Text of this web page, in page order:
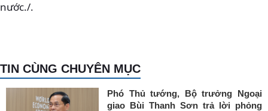
nước./.
TIN CÙNG CHUYÊN MỤC
Phó Thủ tướng, Bộ trưởng Ngoại
giao Bùi Thanh Sơn trả lời phỏng